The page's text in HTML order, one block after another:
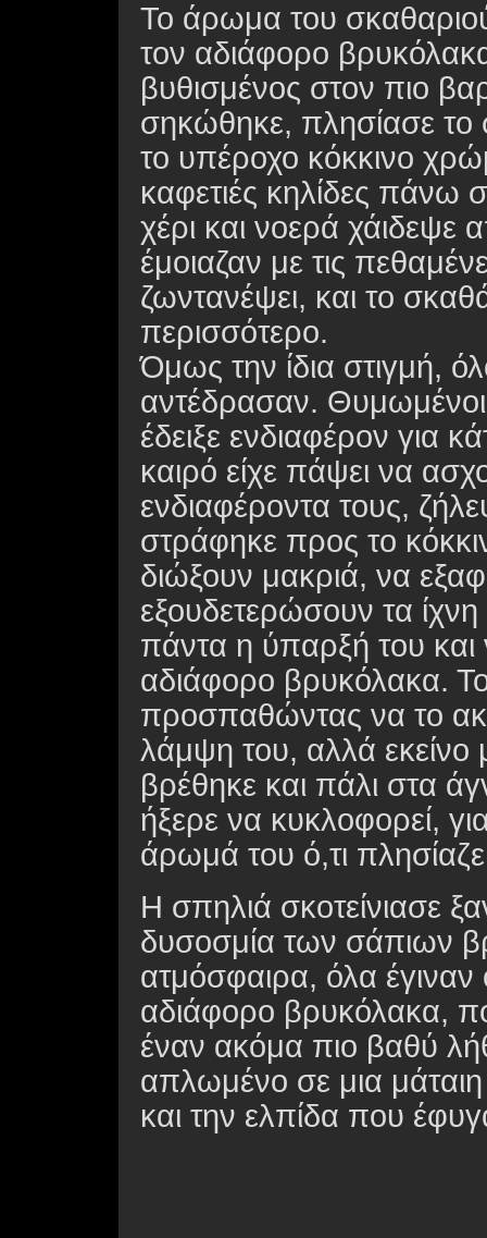
Το άρωμα του
τον αδιάφορο
βυθισμένος στον πιο
σηκώθηκε, πλησίασε
το υπέροχο κόκκινο
καφετιές κηλίδες
χέρι και νοερά χάιδεψε
έμοιαζαν με τις
ζωντανέψει, και το
περισσότερο.
Όμως την ίδια στιγμή,
αντέδρασαν.
έδειξε ενδιαφέρον για
καιρό είχε πάψει να
ενδιαφέροντα τους,
στράφηκε προς το
διώξουν μακριά, να
εξουδετερώσουν τα
πάντα η ύπαρξή του και
αδιάφορο βρυκόλακα.
προσπαθώντας να το
λάμψη του, αλλά εκείνο
βρέθηκε και πάλι στα
ήξερε να κυκλοφορεί,
άρωμά του ό,τι
Η σπηλιά σκοτείνιασε
δυσοσμία των σάπιων
ατμόσφαιρα, όλα
αδιάφορο βρυκόλακα,
έναν ακόμα πιο βαθύ
απλωμένο σε μια
και την ελπίδα που